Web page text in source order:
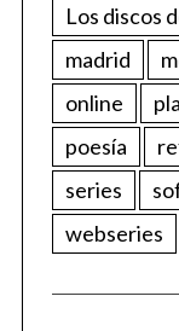
Los discos
madrid
online
poesía
series
webseries